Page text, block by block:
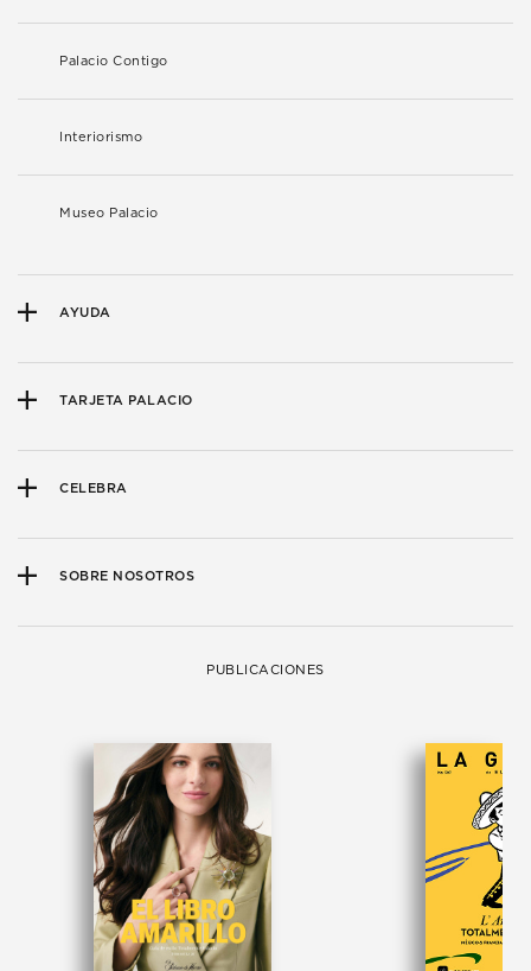
Palacio Contigo
Interiorismo
Museo Palacio
AYUDA
TARJETA PALACIO
CELEBRA
SOBRE NOSOTROS
PUBLICACIONES